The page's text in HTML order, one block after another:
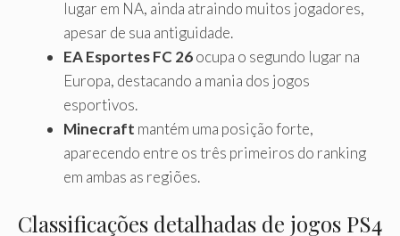
lugar em NA, ainda atraindo muitos jogadores,
apesar de sua antiguidade.
EA Esportes FC 26ocupa o segundo lugar na
Europa, destacando a mania dos jogos
esportivos.
Minecraft mantém uma posição forte,
aparecendo entre os três primeiros do ranking
em ambas as regiões.
Classificações detalhadas de jogos PS4